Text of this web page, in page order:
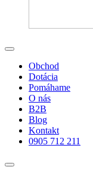
Obchod
Dotácia
Pomáhame
O nás
B2B
Blog
Kontakt
0905 712 211